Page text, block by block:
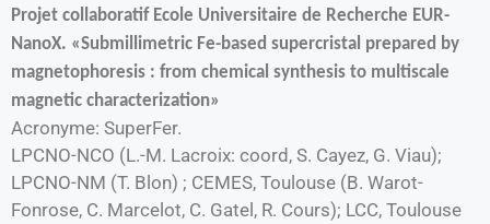
Projet collaboratif Ecole Universitaire de Recherche EUR-
NanoX. «Submillimetric Fe-based supercristal prepared by
magnetophoresis : from chemical synthesis to multiscale
magnetic characterization»
Acronyme: SuperFer.
LPCNO-NCO (L.-M. Lacroix: coord, S. Cayez, G. Viau);
LPCNO-NM (T. Blon) ; CEMES, Toulouse (B. Warot-
Fonrose, C. Marcelot, C. Gatel, R. Cours); LCC, Toulouse